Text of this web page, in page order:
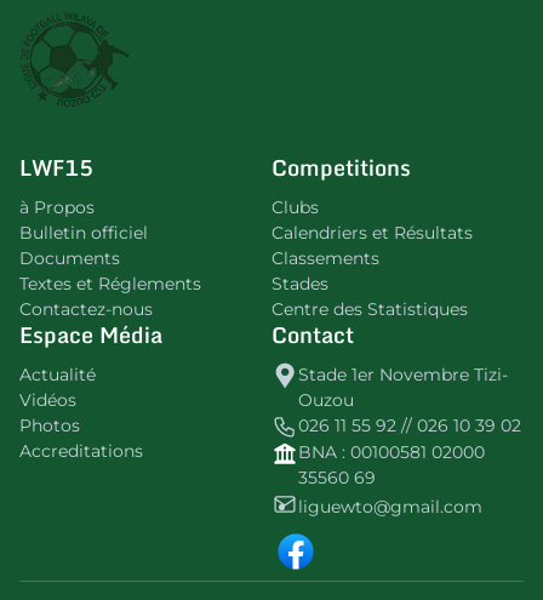
LWF15
à Propos
Bulletin officiel
Documents
Textes et Réglements
Contactez-nous
Competitions
Clubs
Calendriers et Résultats
Classements
Stades
Centre des Statistiques
Espace Média
Actualité
Vidéos
Photos
Accreditations
Contact
Stade 1er Novembre Tizi-
Ouzou
026 11 55 92 // 026 10 39 02
BNA : 00100581 02000
35560 69
liguewto@gmail.com